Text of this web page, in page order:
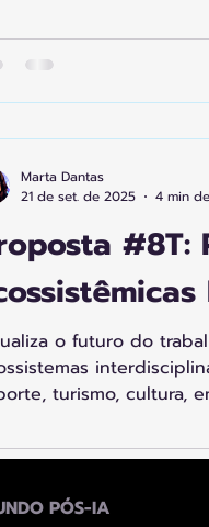
inteligentes, o
Humano-IA e a
#8T:
o futuro do
turismo, cultura,
virtual, com
Marta Dantas
21 de set. de 2025
4 min
PÓS-IA